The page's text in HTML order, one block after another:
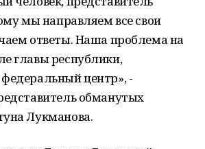
мы направляем все свои
ответы. Наша проблема на
главы республики,
центр», -
обманутых
Лукманова.